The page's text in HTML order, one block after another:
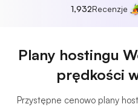
1,932Recenzje
Plany hostingu
prędkości
Przystępne cenowo plany